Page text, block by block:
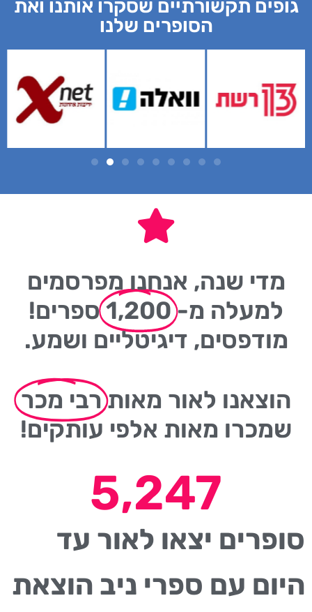
גופים תקשורתיים שסקרו אותנו ואת
הסופרים שלנו
מדי שנה, אנחנו מפרסמים
למעלה מ-1,200ספרים!
מודפסים, דיגיטליים ושמע.
הוצאנו לאור מאותרבי מכר
שמכרו מאות אלפי עותקים!
סופרים יצאו לאור עד
היום עם ספרי ניב הוצאת
5,247